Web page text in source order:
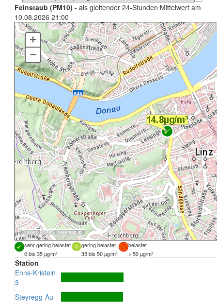
Feinstaub (PM10) - als gleitender 24-Stunden Mittelwert am
10.08.2026 21:00
Quellen:DORIS, basemap.at
+
–
sehr gering belastet gering belastet
belastet
0 bis 35 µg/m³
35 bis 50 µg/m³ > 50 µg/m³
Station
Enns-Kristein
3
Steyregg-Au